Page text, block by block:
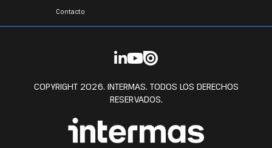
Contacto
COPYRIGHT 2026. INTERMAS. TODOS LOS DERECHOS
RESERVADOS.